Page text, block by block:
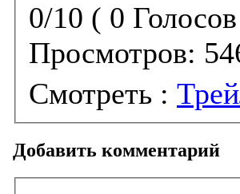
0/10 ( 0
Просмотров:
Смотреть :
Добавить комментарий